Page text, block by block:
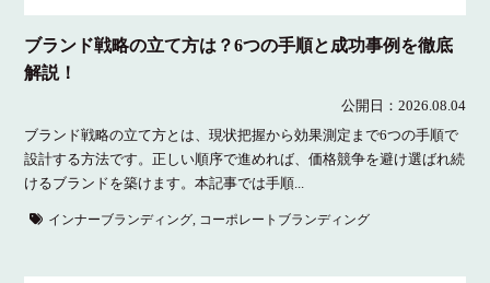
ブランド戦略の立て方は？6つの手順と成功事例を徹底
解説！
公開日：2026.08.04
ブランド戦略の立て方とは、現状把握から効果測定まで6つの手順で
設計する方法です。正しい順序で進めれば、価格競争を避け選ばれ続
けるブランドを築けます。本記事では手順...
インナーブランディング, コーポレートブランディング